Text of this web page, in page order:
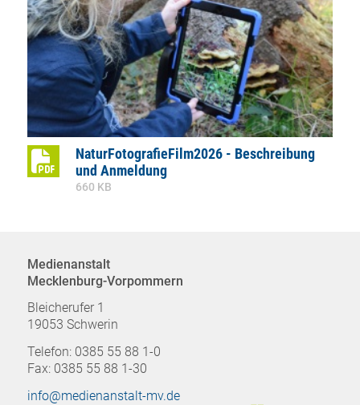
NaturFotografieFilm2026 - Beschreibung
und Anmeldung
660 KB
Medienanstalt
Mecklenburg-Vorpommern
Bleicherufer 1
19053 Schwerin
Telefon: 0385 55 88 1-0
Fax: 0385 55 88 1-30
info@medienanstalt-mv.de